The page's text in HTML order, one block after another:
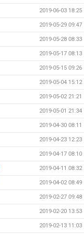
2019-06-03 18:25
2019-05-29 09:47
2019-05-28 08:33
2019-05-17 08:13
2019-05-15 09:26
2019-05-04 15:12
2019-05-02 21:21
2019-05-01 21:34
2019-04-30 08:11
2019-04-23 12:23
2019-04-17 08:10
2019-04-11 08:32
2019-04-02 08:49
2019-02-27 09:48
2019-02-20 13:53
2019-02-13 11:03